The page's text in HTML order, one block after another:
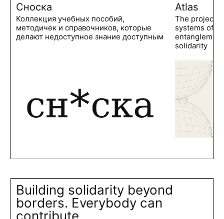
Сноска
Коллекция учебных пособий,
методичек и справочников, которые
делают недоступное знание доступным
Atlas
The project
systems of
solidarity
Building solidarity beyond
borders. Everybody can
contribute